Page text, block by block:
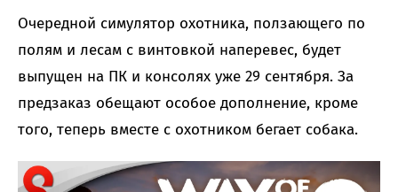
Очередной симулятор охотника, ползающего по
полям и лесам с винтовкой наперевес, будет
выпущен на ПК и консолях уже 29 сентября. За
предзаказ обещают особое дополнение, кроме
того, теперь вместе с охотником бегает собака.